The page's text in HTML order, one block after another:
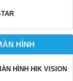
HÌNH
HÌNH HIK VISION